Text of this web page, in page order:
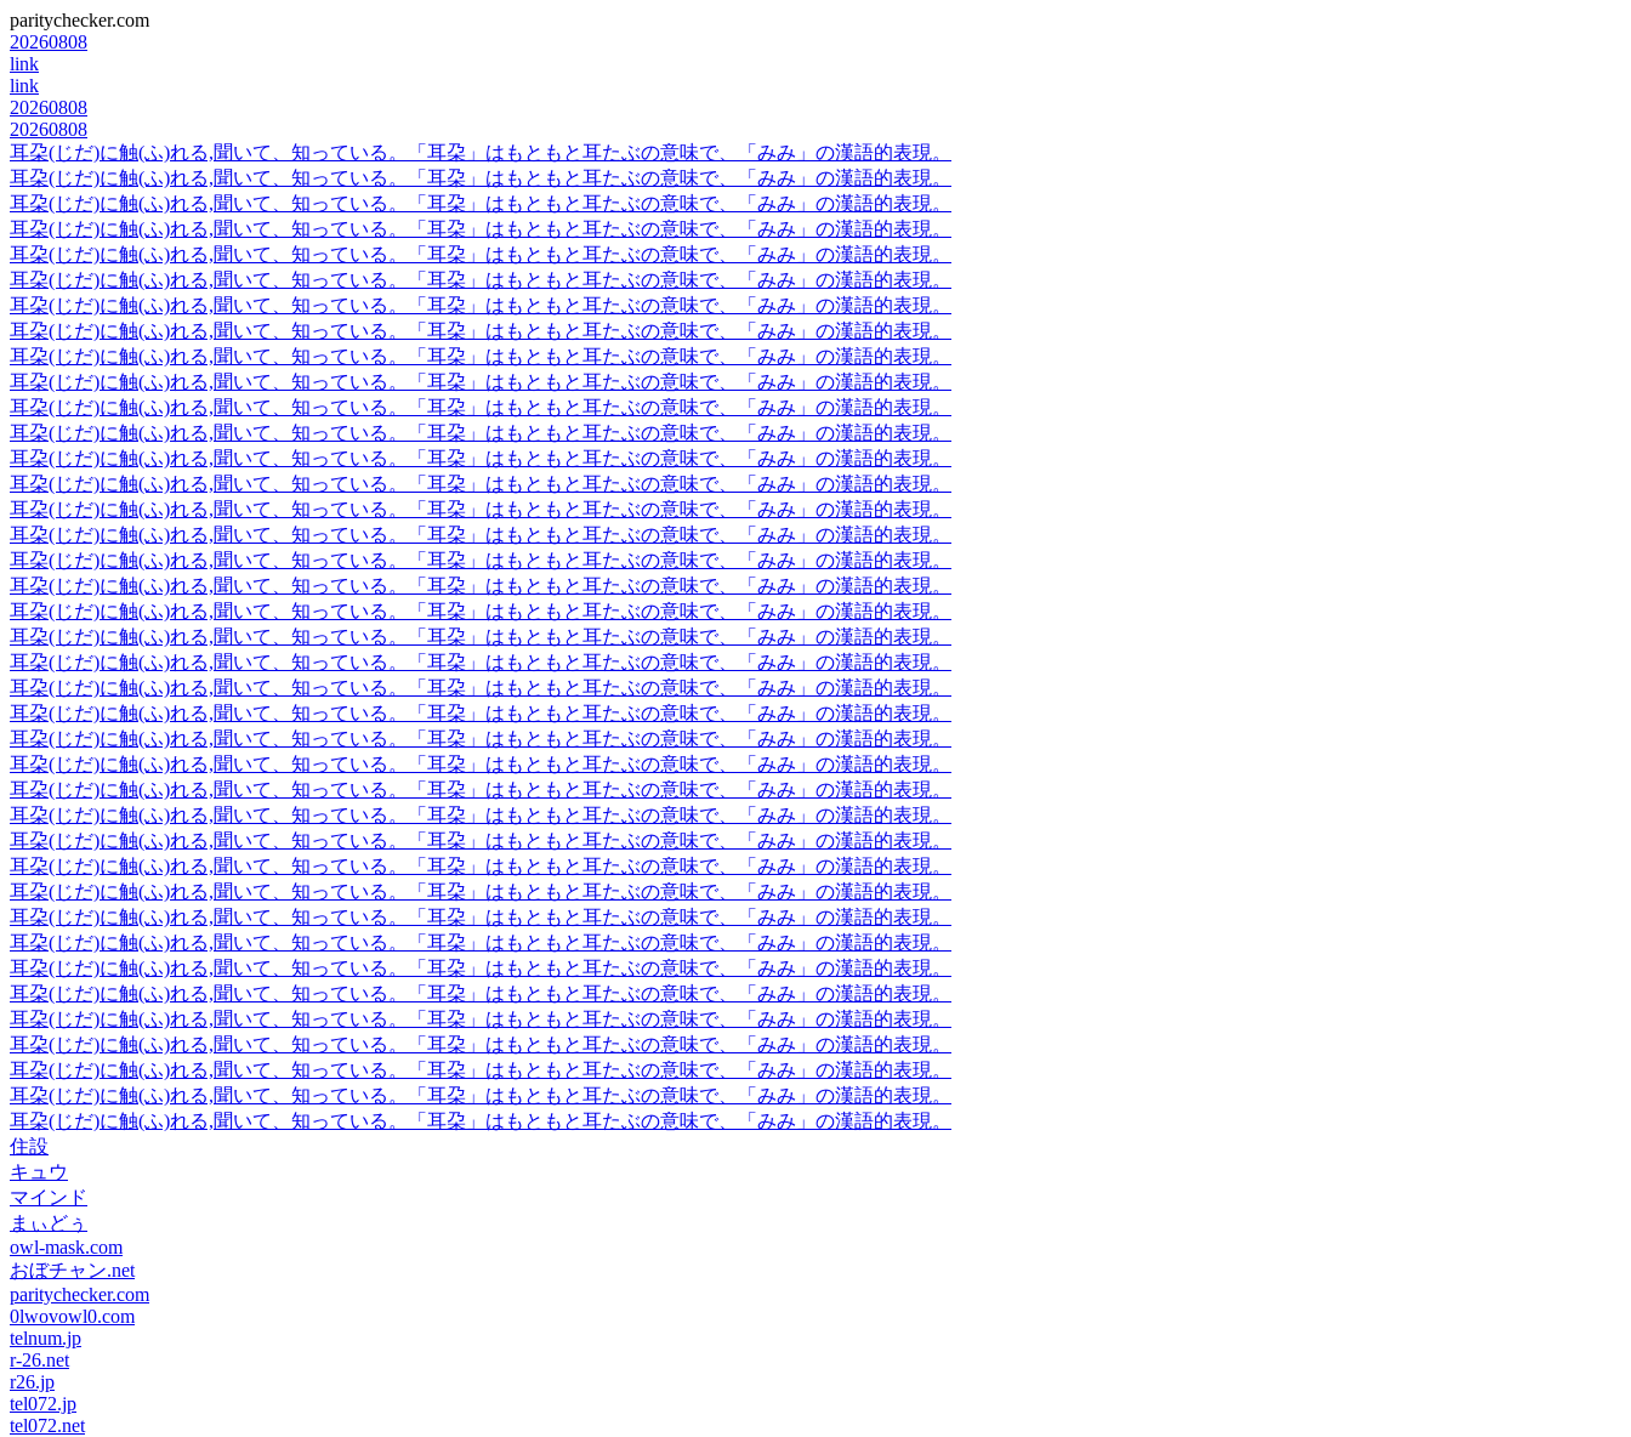
paritychecker.com
20260808
link
link
20260808
20260808
耳朶(じだ)に触(ふ)れる,聞いて、知っている。「耳朶」はもともと耳たぶの意味で、「みみ」の漢語的表現。
耳朶(じだ)に触(ふ)れる,聞いて、知っている。「耳朶」はもともと耳たぶの意味で、「みみ」の漢語的表現。
耳朶(じだ)に触(ふ)れる,聞いて、知っている。「耳朶」はもともと耳たぶの意味で、「みみ」の漢語的表現。
耳朶(じだ)に触(ふ)れる,聞いて、知っている。「耳朶」はもともと耳たぶの意味で、「みみ」の漢語的表現。
耳朶(じだ)に触(ふ)れる,聞いて、知っている。「耳朶」はもともと耳たぶの意味で、「みみ」の漢語的表現。
耳朶(じだ)に触(ふ)れる,聞いて、知っている。「耳朶」はもともと耳たぶの意味で、「みみ」の漢語的表現。
耳朶(じだ)に触(ふ)れる,聞いて、知っている。「耳朶」はもともと耳たぶの意味で、「みみ」の漢語的表現。
耳朶(じだ)に触(ふ)れる,聞いて、知っている。「耳朶」はもともと耳たぶの意味で、「みみ」の漢語的表現。
耳朶(じだ)に触(ふ)れる,聞いて、知っている。「耳朶」はもともと耳たぶの意味で、「みみ」の漢語的表現。
耳朶(じだ)に触(ふ)れる,聞いて、知っている。「耳朶」はもともと耳たぶの意味で、「みみ」の漢語的表現。
耳朶(じだ)に触(ふ)れる,聞いて、知っている。「耳朶」はもともと耳たぶの意味で、「みみ」の漢語的表現。
耳朶(じだ)に触(ふ)れる,聞いて、知っている。「耳朶」はもともと耳たぶの意味で、「みみ」の漢語的表現。
耳朶(じだ)に触(ふ)れる,聞いて、知っている。「耳朶」はもともと耳たぶの意味で、「みみ」の漢語的表現。
耳朶(じだ)に触(ふ)れる,聞いて、知っている。「耳朶」はもともと耳たぶの意味で、「みみ」の漢語的表現。
耳朶(じだ)に触(ふ)れる,聞いて、知っている。「耳朶」はもともと耳たぶの意味で、「みみ」の漢語的表現。
耳朶(じだ)に触(ふ)れる,聞いて、知っている。「耳朶」はもともと耳たぶの意味で、「みみ」の漢語的表現。
耳朶(じだ)に触(ふ)れる,聞いて、知っている。「耳朶」はもともと耳たぶの意味で、「みみ」の漢語的表現。
耳朶(じだ)に触(ふ)れる,聞いて、知っている。「耳朶」はもともと耳たぶの意味で、「みみ」の漢語的表現。
耳朶(じだ)に触(ふ)れる,聞いて、知っている。「耳朶」はもともと耳たぶの意味で、「みみ」の漢語的表現。
耳朶(じだ)に触(ふ)れる,聞いて、知っている。「耳朶」はもともと耳たぶの意味で、「みみ」の漢語的表現。
耳朶(じだ)に触(ふ)れる,聞いて、知っている。「耳朶」はもともと耳たぶの意味で、「みみ」の漢語的表現。
耳朶(じだ)に触(ふ)れる,聞いて、知っている。「耳朶」はもともと耳たぶの意味で、「みみ」の漢語的表現。
耳朶(じだ)に触(ふ)れる,聞いて、知っている。「耳朶」はもともと耳たぶの意味で、「みみ」の漢語的表現。
耳朶(じだ)に触(ふ)れる,聞いて、知っている。「耳朶」はもともと耳たぶの意味で、「みみ」の漢語的表現。
耳朶(じだ)に触(ふ)れる,聞いて、知っている。「耳朶」はもともと耳たぶの意味で、「みみ」の漢語的表現。
耳朶(じだ)に触(ふ)れる,聞いて、知っている。「耳朶」はもともと耳たぶの意味で、「みみ」の漢語的表現。
耳朶(じだ)に触(ふ)れる,聞いて、知っている。「耳朶」はもともと耳たぶの意味で、「みみ」の漢語的表現。
耳朶(じだ)に触(ふ)れる,聞いて、知っている。「耳朶」はもともと耳たぶの意味で、「みみ」の漢語的表現。
耳朶(じだ)に触(ふ)れる,聞いて、知っている。「耳朶」はもともと耳たぶの意味で、「みみ」の漢語的表現。
耳朶(じだ)に触(ふ)れる,聞いて、知っている。「耳朶」はもともと耳たぶの意味で、「みみ」の漢語的表現。
耳朶(じだ)に触(ふ)れる,聞いて、知っている。「耳朶」はもともと耳たぶの意味で、「みみ」の漢語的表現。
耳朶(じだ)に触(ふ)れる,聞いて、知っている。「耳朶」はもともと耳たぶの意味で、「みみ」の漢語的表現。
耳朶(じだ)に触(ふ)れる,聞いて、知っている。「耳朶」はもともと耳たぶの意味で、「みみ」の漢語的表現。
耳朶(じだ)に触(ふ)れる,聞いて、知っている。「耳朶」はもともと耳たぶの意味で、「みみ」の漢語的表現。
耳朶(じだ)に触(ふ)れる,聞いて、知っている。「耳朶」はもともと耳たぶの意味で、「みみ」の漢語的表現。
耳朶(じだ)に触(ふ)れる,聞いて、知っている。「耳朶」はもともと耳たぶの意味で、「みみ」の漢語的表現。
耳朶(じだ)に触(ふ)れる,聞いて、知っている。「耳朶」はもともと耳たぶの意味で、「みみ」の漢語的表現。
耳朶(じだ)に触(ふ)れる,聞いて、知っている。「耳朶」はもともと耳たぶの意味で、「みみ」の漢語的表現。
耳朶(じだ)に触(ふ)れる,聞いて、知っている。「耳朶」はもともと耳たぶの意味で、「みみ」の漢語的表現。
住設
キュウ
マインド
まぃどぅ
owl-mask.com
おぼチャン.net
paritychecker.com
0lwovowl0.com
telnum.jp
r-26.net
r26.jp
tel072.jp
tel072.net